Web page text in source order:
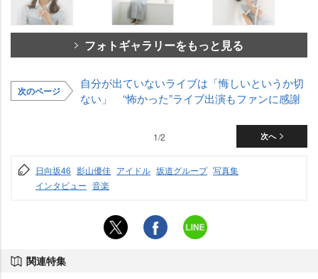
フォトギャラリーをもっと見る
次のページ
自分が出ていないライブは「悔しいというか切
ない」 “怖かった”ライブ出演もファンに感謝
次へ
1/2
日向坂46 影山優佳 アイドル 坂道グループ 写真集
インタビュー 音楽
関連特集